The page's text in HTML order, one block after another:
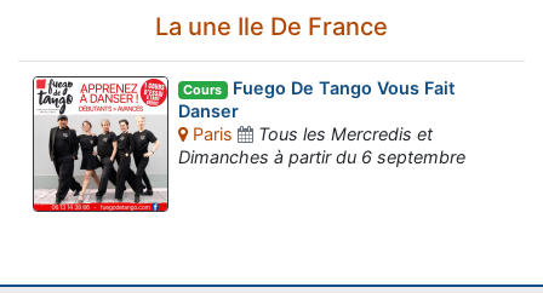
La une Ile De France
Cours Fuego De Tango Vous Fait
Danser
Paris
Tous les Mercredis et
Dimanches à partir du 6 septembre